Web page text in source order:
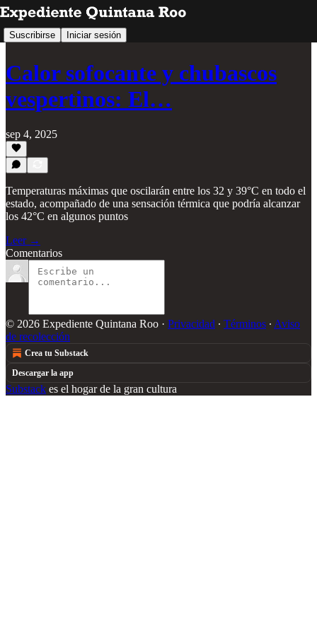
Suscribirse Iniciar sesión
Calor sofocante y chubascos
vespertinos: El…
sep 4, 2025
Temperaturas máximas que oscilarán entre los 32 y 39°C en todo el
estado, acompañado de una sensación térmica que podría alcanzar
los 42°C en algunos puntos
Leer →
Comentarios
© 2026 Expediente Quintana Roo · Privacidad ∙ Términos ∙ Aviso
de recolección
Crea tu Substack
Descargar la app
Substack es el hogar de la gran cultura